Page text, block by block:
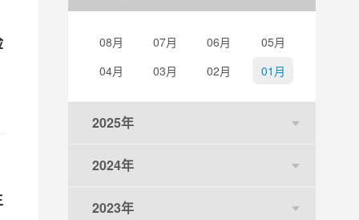
08月 07月 06月
05月
04月
03月 02月 01月
2025年
2024年
2023年